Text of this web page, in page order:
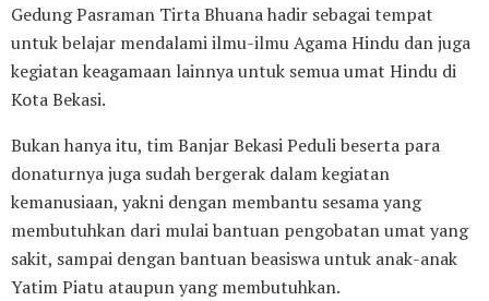
Gedung Pasraman Tirta Bhuana hadir sebagai tempat
untuk belajar mendalami ilmu-ilmu Agama Hindu dan juga
kegiatan keagamaan lainnya untuk semua umat Hindu di
Kota Bekasi.
Bukan hanya itu, tim Banjar Bekasi Peduli beserta para
donaturnya juga sudah bergerak dalam kegiatan
kemanusiaan, yakni dengan membantu sesama yang
membutuhkan dari mulai bantuan pengobatan umat yang
sakit, sampai dengan bantuan beasiswa untuk anak-anak
Yatim Piatu ataupun yang membutuhkan.